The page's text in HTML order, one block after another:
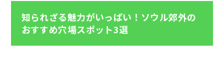
知られざる魅力がいっぱい！ソウル郊外の
おすすめ穴場スポット3選